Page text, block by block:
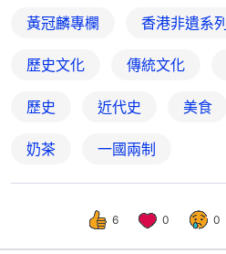
黃冠麟專欄 香港非遺系列
歷史文化 傳統文化
歷史 近代史 美食
奶茶 一國兩制
6 0 0